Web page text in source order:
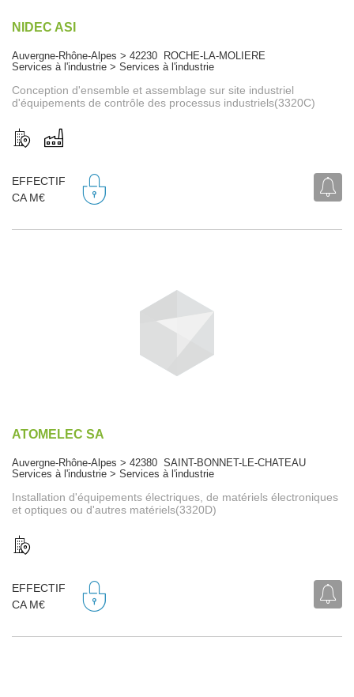
NIDEC ASI
Auvergne-Rhône-Alpes > 42230 ROCHE-LA-MOLIERE
Services à l'industrie > Services à l'industrie
Conception d'ensemble et assemblage sur site industriel
d'équipements de contrôle des processus industriels(3320C)
EFFECTIF
CA M€
ATOMELEC SA
Auvergne-Rhône-Alpes > 42380 SAINT-BONNET-LE-CHATEAU
Services à l'industrie > Services à l'industrie
Installation d'équipements électriques, de matériels électroniques
et optiques ou d'autres matériels(3320D)
EFFECTIF
CA M€